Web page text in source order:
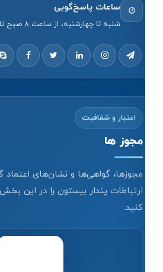
ساعات پاسخ‌گویی
شنبه تا چهارشنبه، از ساعت 8 صبح تا 5 عصر
اعتبار و شفافیت
مجوز ها
مجوزها، گواهی‌ها و نشان‌های اعتماد
ارتباطات پندار بیستون را در این
کنید.